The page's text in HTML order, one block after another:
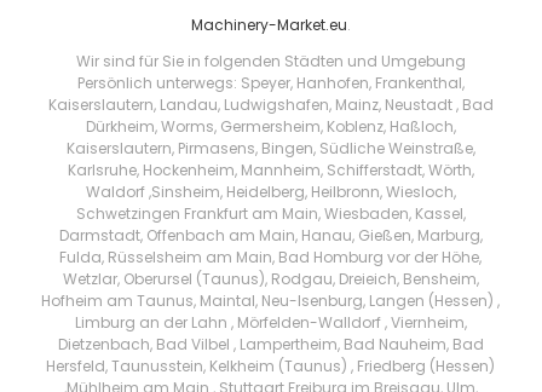
Machinery-Market.eu.
Wir sind für Sie in folgenden Städten und Umgebung
Persönlich unterwegs: Speyer, Hanhofen, Frankenthal,
Kaiserslautern, Landau, Ludwigshafen, Mainz, Neustadt , Bad
Dürkheim, Worms, Germersheim, Koblenz, Haßloch,
Kaiserslautern, Pirmasens, Bingen, Südliche Weinstraße,
Karlsruhe, Hockenheim, Mannheim, Schifferstadt, Wörth,
Waldorf ,Sinsheim, Heidelberg, Heilbronn, Wiesloch,
Schwetzingen Frankfurt am Main, Wiesbaden, Kassel,
Darmstadt, Offenbach am Main, Hanau, Gießen, Marburg,
Fulda, Rüsselsheim am Main, Bad Homburg vor der Höhe,
Wetzlar, Oberursel (Taunus), Rodgau, Dreieich, Bensheim,
Hofheim am Taunus, Maintal, Neu-Isenburg, Langen (Hessen) ,
Limburg an der Lahn , Mörfelden-Walldorf , Viernheim,
Dietzenbach, Bad Vilbel , Lampertheim, Bad Nauheim, Bad
Hersfeld, Taunusstein, Kelkheim (Taunus) , Friedberg (Hessen)
,Mühlheim am Main , Stuttgart Freiburg im Breisgau, Ulm,